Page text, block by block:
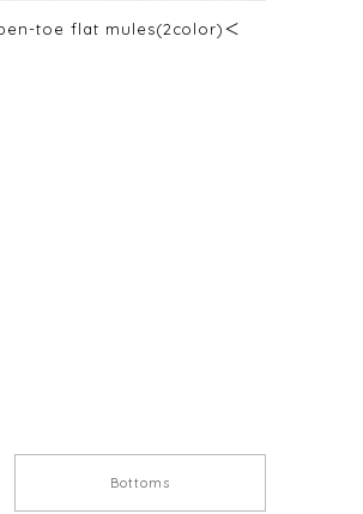
toe flat mules(2color)＜
Bottoms